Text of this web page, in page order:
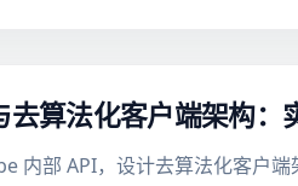
算法化客户端架构：
内部 API，设计去算法化客户